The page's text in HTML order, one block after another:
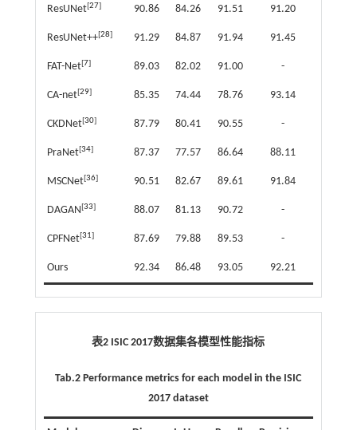
ResUNet[27] 90.86 84.26 91.51 91.20
ResUNet++[28] 91.29 84.87 91.94 91.45
FAT-Net[7] 89.03 82.02 91.00 -
CA-net[29] 85.35 74.44 78.76 93.14
CKDNet[30] 87.79 80.41 90.55 -
PraNet[34] 87.37 77.57 86.64 88.11
MSCNet[36] 90.51 82.67 89.61 91.84
DAGAN[33] 88.07 81.13 90.72 -
CPFNet[31] 87.69 79.88 89.53 -
Ours 92.34 86.48 93.05 92.21
表2 ISIC 2017数据集各模型性能指标
Tab.2 Performance metrics for each model in the ISIC
2017 dataset